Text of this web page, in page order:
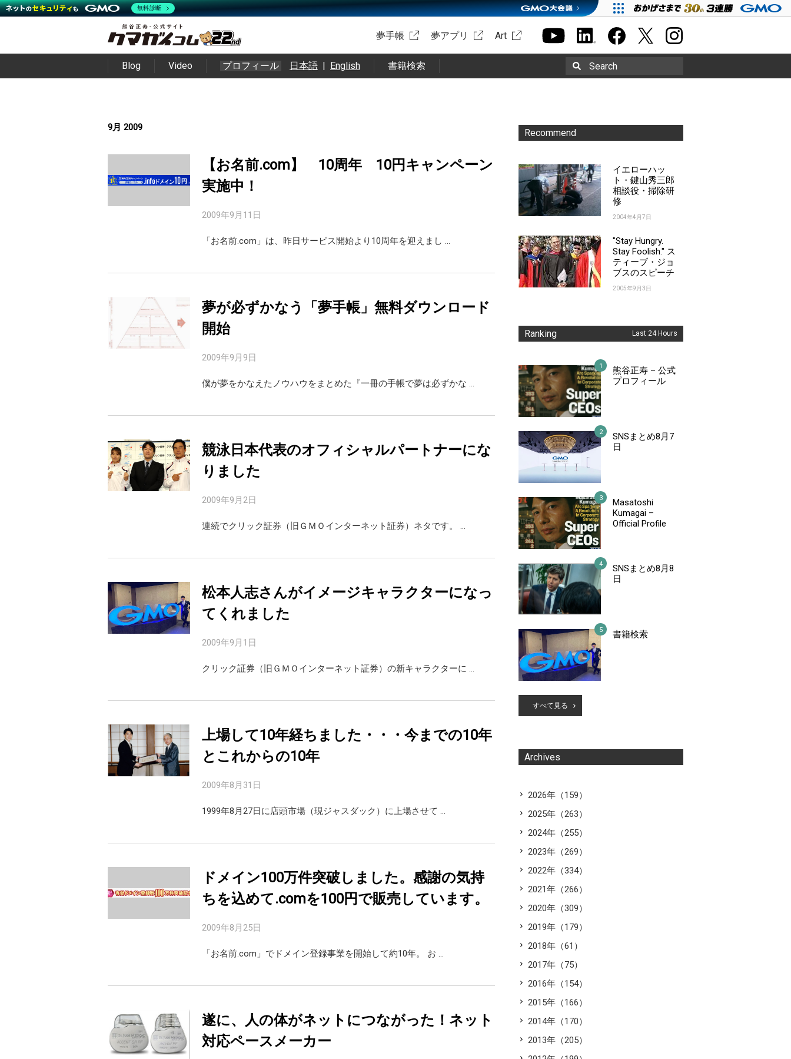
夢手帳 夢アプリ Art
Blog Video プロフィール 日本語 | English 書籍検索 Search
9月 2009
【お名前.com】 10周年 10円キャンペーン
実施中！
2009年9月11日
「お名前.com」は、昨日サービス開始より10周年を迎えまし …
夢が必ずかなう「夢手帳」無料ダウンロード
開始
2009年9月9日
僕が夢をかなえたノウハウをまとめた『一冊の手帳で夢は必ずかな …
競泳日本代表のオフィシャルパートナーにな
りました
2009年9月2日
連続でクリック証券（旧ＧＭＯインターネット証券）ネタです。 …
松本人志さんがイメージキャラクターになっ
てくれました
2009年9月1日
クリック証券（旧ＧＭＯインターネット証券）の新キャラクターに …
上場して10年経ちました・・・今までの10年
とこれからの10年
2009年8月31日
1999年8月27日に店頭市場（現ジャスダック）に上場させて …
ドメイン100万件突破しました。感謝の気持
ちを込めて.comを100円で販売しています。
2009年8月25日
「お名前.com」でドメイン登録事業を開始して約10年。 お …
遂に、人の体がネットにつながった！ネット
対応ペースメーカー
Recommend
イエローハッ
ト・鍵山秀三郎
相談役・掃除研
修
2004年4月7日
"Stay Hungry.
Stay Foolish." ス
ティーブ・ジョ
ブスのスピーチ
2005年9月3日
Ranking Last 24 Hours
熊谷正寿 – 公式
プロフィール
SNSまとめ8月7
日
Masatoshi
Kumagai –
Official Profile
SNSまとめ8月8
日
書籍検索
すべて見る
Archives
2026年（159）
2025年（263）
2024年（255）
2023年（269）
2022年（334）
2021年（266）
2020年（309）
2019年（179）
2018年（61）
2017年（75）
2016年（154）
2015年（166）
2014年（170）
2013年（205）
無料診断